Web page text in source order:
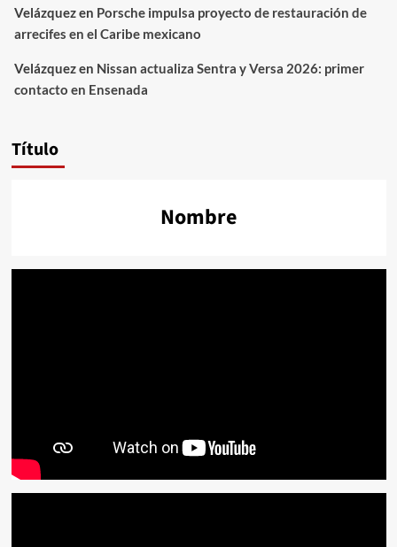
Velázquezen Porsche impulsa proyecto de restauración de
arrecifes en el Caribe mexicano
Velázquezen Nissan actualiza Sentra y Versa 2026: primer
contacto en Ensenada
Título
Nombre